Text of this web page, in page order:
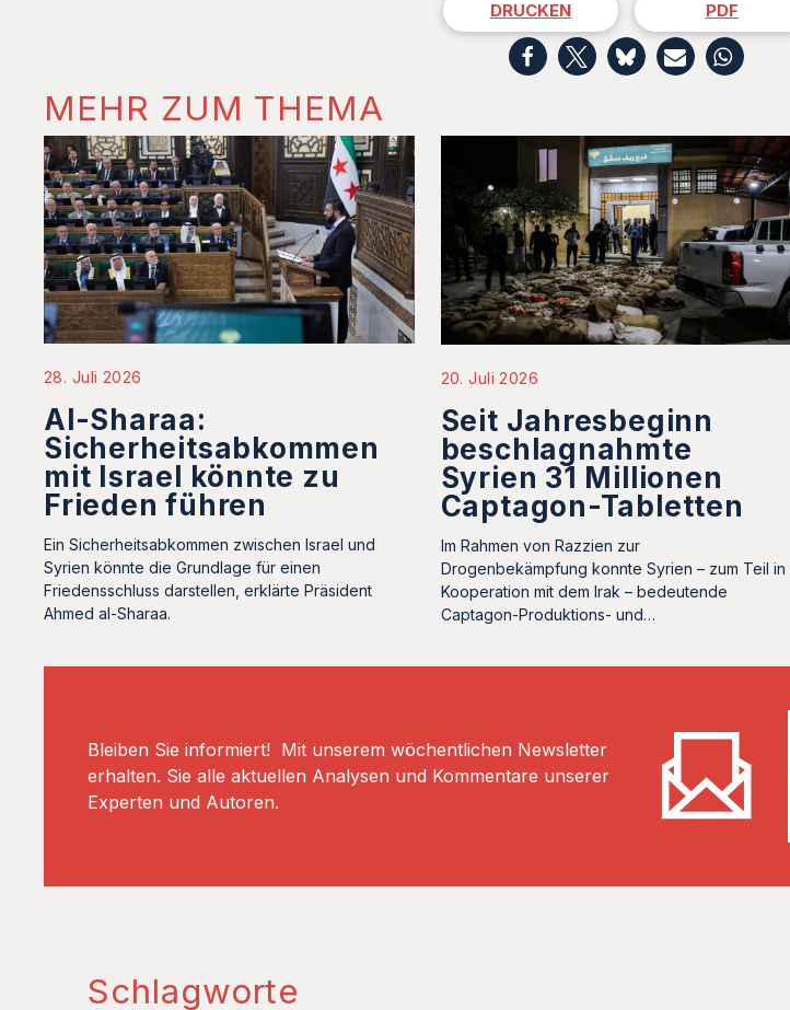
DRUCKEN PDF
MEHR ZUM THEMA
28. Juli 2026
Al-Sharaa:
Sicherheitsabkommen
mit Israel könnte zu
Frieden führen
Ein Sicherheitsabkommen zwischen Israel und
Syrien könnte die Grundlage für einen
Friedensschluss darstellen, erklärte Präsident
Ahmed al-Sharaa.
20. Juli 2026
Seit Jahresbeginn
beschlagnahmte
Syrien 31 Millionen
Captagon-Tabletten
Im Rahmen von Razzien zur
Drogenbekämpfung konnte Syrien – zum Teil in
Kooperation mit dem Irak – bedeutende
Captagon-Produktions- und…
Bleiben Sie informiert! Mit unserem wöchentlichen Newsletter
erhalten. Sie alle aktuellen Analysen und Kommentare unserer
Experten und Autoren.
Schlagworte